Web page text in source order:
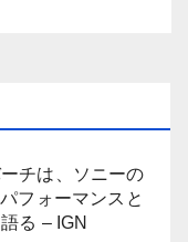
チは、ソニーの
フォーマンスと
る – IGN